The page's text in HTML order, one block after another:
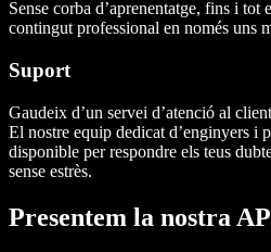
Sense corba d’aprenentatge, fins i tot
contingut professional en només uns
Suport
Gaudeix d’un servei d’atenció al
El nostre equip dedicat d’enginyers i
disponible per respondre els teus
sense estrès.
Presentem la nostra